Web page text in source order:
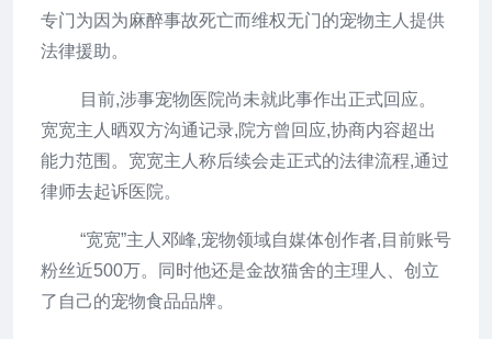
专门为因为麻醉事故死亡而维权无门的宠物主人提供
法律援助。
目前,涉事宠物医院尚未就此事作出正式回应。
宽宽主人晒双方沟通记录,院方曾回应,协商内容超出
能力范围。宽宽主人称后续会走正式的法律流程,通过
律师去起诉医院。
“宽宽”主人邓峰,宠物领域自媒体创作者,目前账号
粉丝近500万。同时他还是金故猫舍的主理人、创立
了自己的宠物食品品牌。